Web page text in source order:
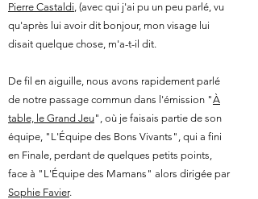
Pierre Castaldi, (avec qui j'ai pu un peu parlé, vu
qu'après lui avoir dit bonjour, mon visage lui
disait quelque chose, m'a-t-il dit.
De fil en aiguille, nous avons rapidement parlé
de notre passage commun dans l'émission "À
table, le Grand Jeu", où je faisais partie de son
équipe, "L'Équipe des Bons Vivants", qui a fini
en Finale, perdant de quelques petits points,
face à "L'Équipe des Mamans" alors dirigée par
Sophie Favier.